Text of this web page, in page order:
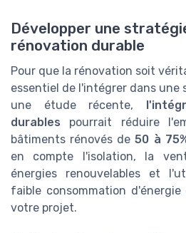
Développer une
rénovation durable
Pour que la rénovation soit
essentiel de l'intégrer dans une
une étude récente,
durables pourrait réduire
bâtiments rénovés de50 à
en compte l'isolation, la
énergies renouvelables et
faible consommation
votre projet.